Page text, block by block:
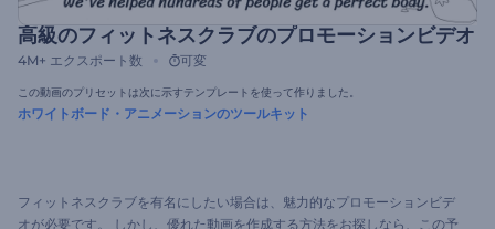
高級のフィットネスクラブのプロモーションビデオ
4M+ エクスポート数 可変
この動画のプリセットは次に示すテンプレートを使って作りました。
ホワイトボード・アニメーションのツールキット
フィットネスクラブを有名にしたい場合は、魅力的なプロモーションビデ
オが必要です。 しかし、優れた動画を作成する方法をお探しなら、この予